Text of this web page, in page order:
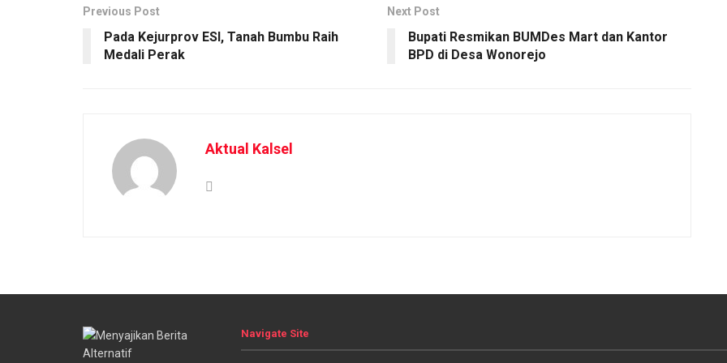
Previous Post
Pada Kejurprov ESI, Tanah Bumbu Raih
Medali Perak
Next Post
Bupati Resmikan BUMDes Mart dan Kantor
BPD di Desa Wonorejo
Aktual Kalsel
Navigate Site